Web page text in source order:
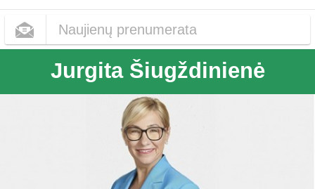
Naujienų prenumerata
Kas dieną
Kas savaitę
Kas mėnesį
Jurgita Šiugždinienė